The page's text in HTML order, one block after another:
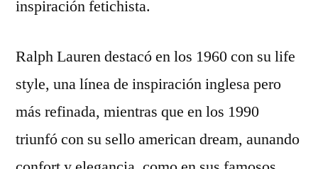
inspiración fetichista.
Ralph Lauren destacó en los 1960 con su life
style, una línea de inspiración inglesa pero
más refinada, mientras que en los 1990
triunfó con su sello american dream, aunando